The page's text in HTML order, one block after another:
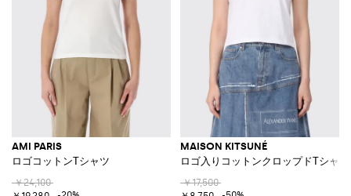
AMI PARIS
ロゴコットンTシャツ
￥24,100
MAISON KITSUNÉ
ロゴ入りコットンクロップドTシャツ
￥17,500